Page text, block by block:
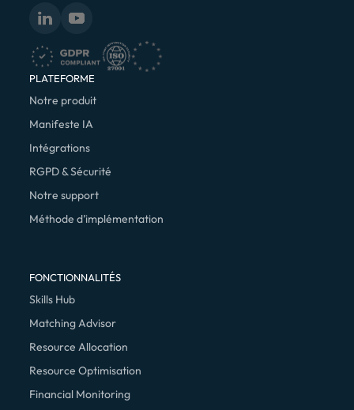
PLATEFORME
Notre produit
Manifeste IA
Intégrations
RGPD & Sécurité
Notre support
Méthode d’implémentation
FONCTIONNALITÉS
Skills Hub
Matching Advisor
Resource Allocation
Resource Optimisation
Financial Monitoring